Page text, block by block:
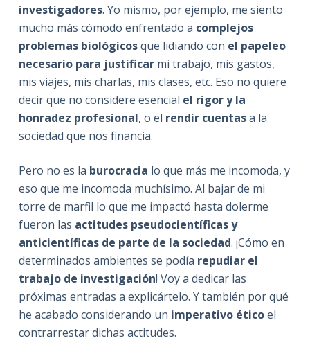
investigadores. Yo mismo, por ejemplo, me siento
mucho más cómodo enfrentado a complejos
problemas biológicosque lidiando con el papeleo
necesario para justificarmi trabajo, mis gastos,
mis viajes, mis charlas, mis clases, etc. Eso no quiere
decir que no considere esencial el rigor y la
honradez profesional, o el rendir cuentasa la
sociedad que nos financia.
Pero no es la burocracia lo que más me incomoda, y
eso que me incomoda muchísimo. Al bajar de mi
torre de marfil lo que me impactó hasta dolerme
fueron las actitudes pseudocientíficas y
anticientíficas de parte de la sociedad. ¡Cómo en
determinados ambientes se podía repudiar el
trabajo de investigación! Voy a dedicar las
próximas entradas a explicártelo. Y también por qué
he acabado considerando un imperativo éticoel
contrarrestar dichas actitudes.